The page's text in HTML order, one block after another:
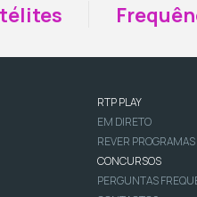
RTP PLAY
EM DIRETO
REVER PROGRAMAS
CONCURSOS
PERGUNTAS